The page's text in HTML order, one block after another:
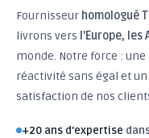
Portée mondiale,
Amériques, Asie et au-
Approuvé OEM Tier One
Moto 100% Export
Fournisseur homologué
livrons vers l'Europe, les
monde. Notre force :
réactivité sans égal et
satisfaction de nos
+20 ans d'expertise